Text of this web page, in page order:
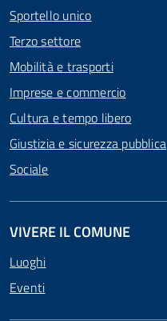
Sportello unico
Terzo settore
Mobilità e trasporti
Imprese e commercio
Cultura e tempo libero
Giustizia e sicurezza pubblica
Sociale
VIVERE IL COMUNE
Luoghi
Eventi